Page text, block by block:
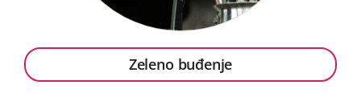
Zeleno buđenje